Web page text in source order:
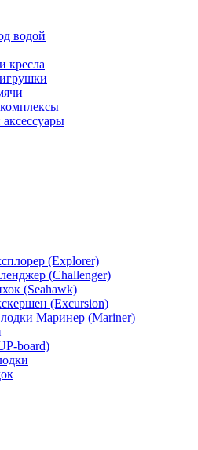
водой
кресла
(Explorer)
(Challenger)
(Seahawk)
(Excursion)
Маринер (Mariner)
board)